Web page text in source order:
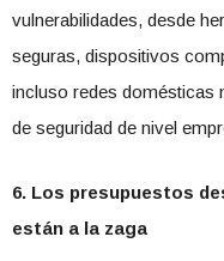
vulnerabilidades, desde
seguras, dispositivos
incluso redes domésticas
de seguridad de nivel
6. Los presupuestos
están a la zaga